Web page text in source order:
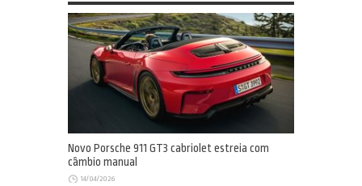
Novo Porsche 911 GT3 cabriolet estreia com
câmbio manual
14/04/2026